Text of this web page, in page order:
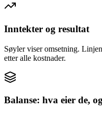
Inntekter og resultat
Søyler viser omsetning.
etter alle kostnader.
Balanse: hva eier de,